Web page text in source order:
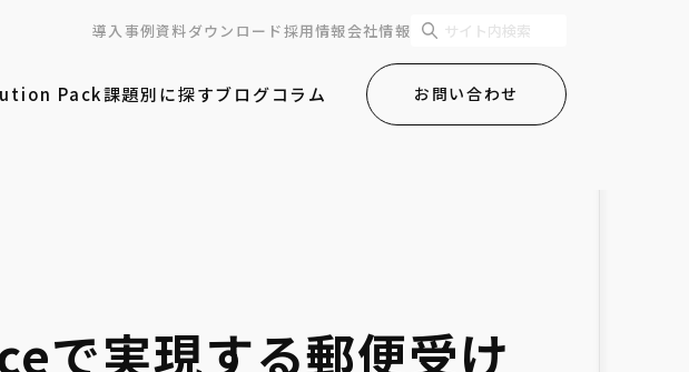
導入事例資料ダウンロード採用情報会社情報
Pack課題別に探すブログコラム お問い合わせ
で実現する郵便受け